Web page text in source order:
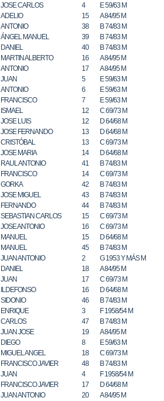
JOSE CARLOS 4 E 59/63 M
ADELIO 15 A 84/95 M
ANTONIO 38 B 74/83 M
ÁNGEL MANUEL 39 B 74/83 M
DANIEL 40 B 74/83 M
MARTIN ALBERTO 16 A 84/95 M
ANTONIO 17 A 84/95 M
JUAN 5 E 59/63 M
ANTONIO 6 E 59/63 M
FRANCISCO 7 E 59/63 M
ISMAEL 12 C 69/73 M
JOSE LUIS 12 D 64/68 M
JOSE FERNANDO 13 D 64/68 M
CRISTÓBAL 13 C 69/73 M
JOSE MARIA 14 D 64/68 M
RAUL ANTONIO 41 B 74/83 M
FRANCISCO 14 C 69/73 M
GORKA 42 B 74/83 M
JOSE MIGUEL 43 B 74/83 M
FERNANDO 44 B 74/83 M
SEBASTIAN CARLOS 15 C 69/73 M
JOSE ANTONIO 16 C 69/73 M
MANUEL 15 D 64/68 M
MANUEL 45 B 74/83 M
JUAN ANTONIO 2 G 1953 Y MÁS M
DANIEL 18 A 84/95 M
JUAN 17 C 69/73 M
ILDEFONSO 16 D 64/68 M
SIDONIO 46 B 74/83 M
ENRIQUE 3 F 1958/54 M
CARLOS 47 B 74/83 M
JUAN JOSE 19 A 84/95 M
DIEGO 8 E 59/63 M
MIGUEL ANGEL 18 C 69/73 M
FRANCISCO JAVIER 48 B 74/83 M
JUAN 4 F 1958/54 M
FRANCISCO JAVIER 17 D 64/68 M
JUAN ANTONIO 20 A 84/95 M